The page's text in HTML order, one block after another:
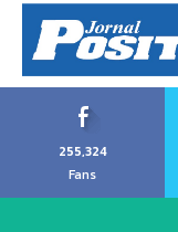
255,324
Fans